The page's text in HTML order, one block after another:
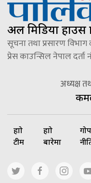
अल मिडिया हाउस
सूचना तथा प्रसारण विभाग
प्रेस काउन्सिल नेपाल दर्ता
अध्यक्ष
हाम्रो
टीम
हाम्रो
बारेमा